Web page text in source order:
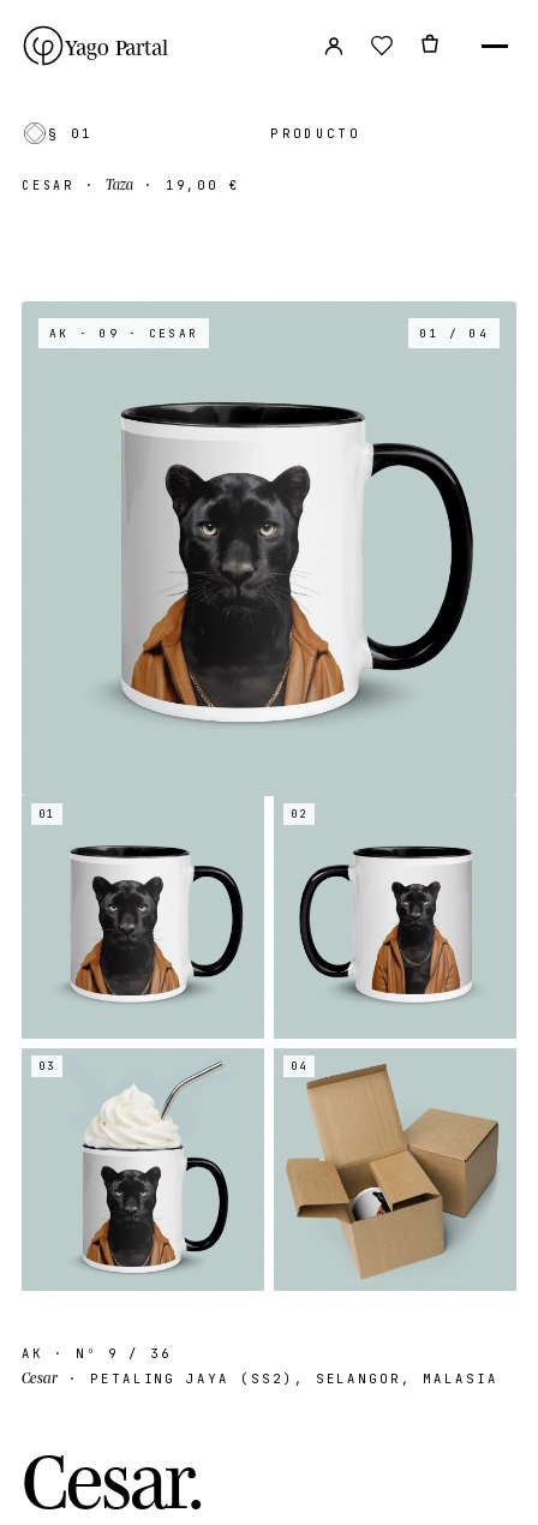
Yago Partal
§ 01 PRODUCTO
CESAR ·Taza · 19,00 €
AK · 09 · CESAR 01 / 04
01 02
03 04
AK · Nº 9 / 36
Cesar · PETALING JAYA (SS2), SELANGOR, MALASIA
Cesar.